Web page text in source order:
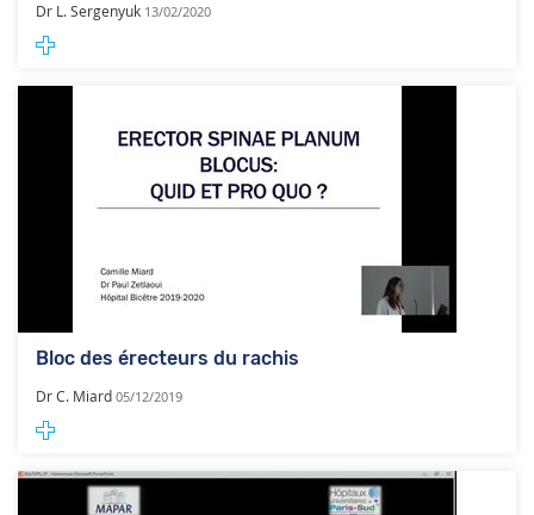
Dr L. Sergenyuk 13/02/2020
Bloc des érecteurs du rachis
Dr C. Miard 05/12/2019